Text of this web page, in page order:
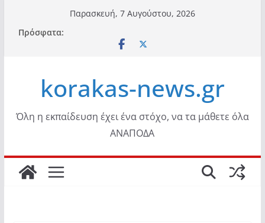
περιεχόμενο
Παρασκευή, 7 Αυγούστου, 2026
Πρόσφατα:
korakas-news.gr
Όλη η εκπαίδευση έχει ένα στόχο, να τα μάθετε όλα
ΑΝΑΠΟΔΑ